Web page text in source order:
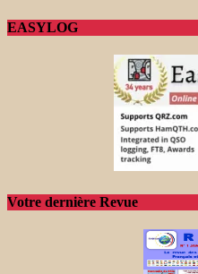
EASYLOG
Votre dernière Revue